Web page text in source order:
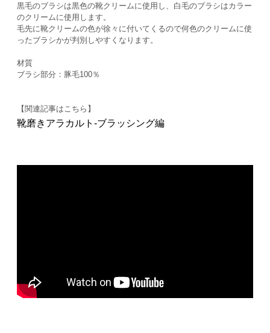
黒毛のブラシは黒色の靴クリームに使用し、白毛のブラシはカラー
のクリームに使用します。
毛先に靴クリームの色が徐々に付いてくるので何色のクリームに使
ったブラシかが判別しやすくなります。
材質
ブラシ部分：豚毛100％
【関連記事はこちら】
靴磨きアラカルト-ブラッシング編